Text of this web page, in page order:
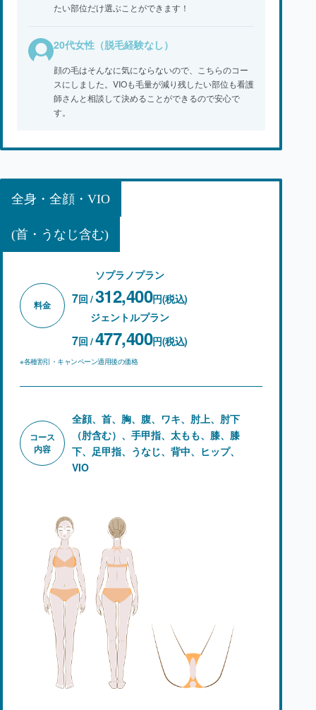
たい部位だけ選ぶことができます！
20代女性（脱毛経験なし）
顔の毛はそんなに気にならないので、こちらのコー
スにしました。VIOも毛量が減り残したい部位も看護
師さんと相談して決めることができるので安心で
す。
全身・全顔・VIO
(首・うなじ含む)
料金
ソプラノプラン
7回 /312,400円(税込)
ジェントルプラン
7回 /477,400円(税込)
※各種割引・キャンペーン適用後の価格
コース
内容
全顔、首、胸、腹、ワキ、肘上、肘下
（肘含む）、手甲指、太もも、 膝、膝
下、足甲指、うなじ、背中、ヒップ、
VIO